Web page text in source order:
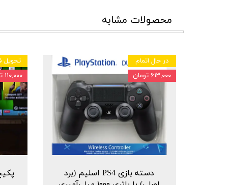
محصولات مشابه
دسته بازی PS4 اسلیم (برد
در حال اتمام
۶۱۳,۰۰۰ تومان
تحویل
۱۱۰,۰۰۰ تومان